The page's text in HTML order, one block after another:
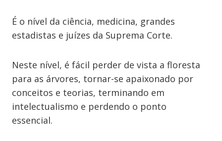
É o nível da ciência, medicina, grandes
estadistas e juízes da Suprema Corte.
Neste nível, é fácil perder de vista a floresta
para as árvores, tornar-se apaixonado por
conceitos e teorias, terminando em
intelectualismo e perdendo o ponto
essencial.